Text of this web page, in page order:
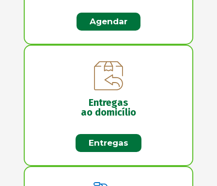
Agendar
Entregas
ao domicílio
Entregas